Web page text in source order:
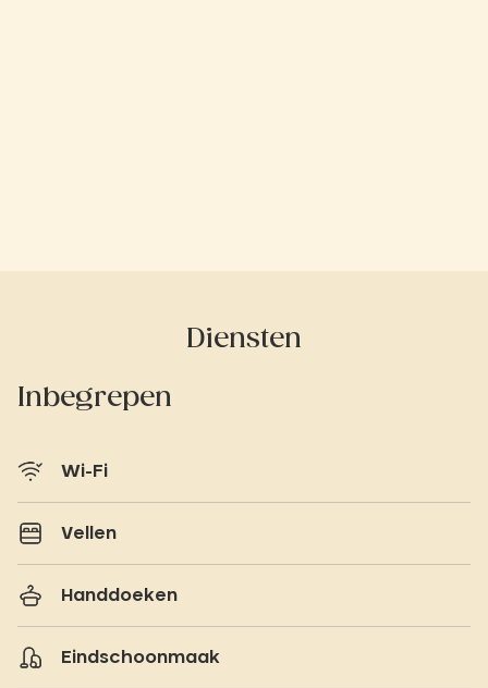
Diensten
Inbegrepen
Wi-Fi
Vellen
Handdoeken
Eindschoonmaak